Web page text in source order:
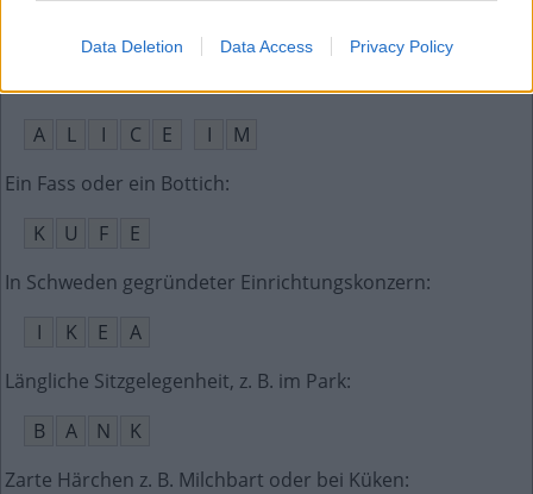
Data Deletion Data Access Privacy Policy
K
E
Roman von Lewis Carroll, __ Wunderland:
A
L I C E I
M
Ein Fass oder ein Bottich:
K
U F
E
In Schweden gegründeter Einrichtungskonzern:
I
K E
A
Längliche Sitzgelegenheit, z. B. im Park:
B
A N
K
Zarte Härchen z. B. Milchbart oder bei Küken: